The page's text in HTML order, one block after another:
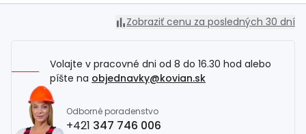
Zobraziť cenu za posledných 30 dní
Volajte v pracovné dni od 8 do 16.30 hod alebo
píšte na objednavky@kovian.sk
Odborné poradenstvo
+421 347 746 006